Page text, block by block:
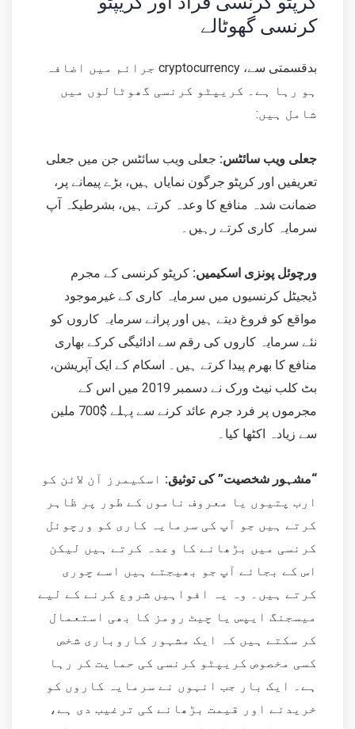
کرنسی گھوٹالے
بدقسمتی سے، cryptocurrency جرائم میں اضافہ
ہو رہا ہے۔ کریپٹو کرنسی گھوٹالوں میں
شامل ہیں:
جعلی ویب سائٹس: جعلی ویب سائٹس جن میں جعلی
تعریفیں اور کرپٹو جرگون نمایاں ہیں، بڑے پیمانے پر،
ضمانت شدہ منافع کا وعدہ کرتے ہیں، بشرطیکہ آپ
سرمایہ کاری کرتے رہیں۔
ورچوئل پونزی اسکیمیں: کرپٹو کرنسی کے مجرم
ڈیجیٹل کرنسیوں میں سرمایہ کاری کے غیرموجود
مواقع کو فروغ دیتے ہیں اور پرانے سرمایہ کاروں کو
نئے سرمایہ کاروں کی رقم سے ادائیگی کرکے بھاری
منافع کا بھرم پیدا کرتے ہیں۔ اسکام کے ایک آپریشن،
بٹ کلب نیٹ ورک نے دسمبر 2019 میں اس کے
مجرموں پر فرد جرم عائد کرنے سے پہلے $700 ملین
سے زیادہ اکٹھا کیا۔
“مشہور شخصیت” کی توثیق: اسکیمرز آن لائن کو
ارب پتیوں یا معروف ناموں کے طور پر ظاہر
کرتے ہیں جو آپ کی سرمایہ کاری کو ورچوئل
کرنسی میں بڑھانے کا وعدہ کرتے ہیں لیکن
اس کے بجائے آپ جو بھیجتے ہیں اسے چوری
کرتے ہیں۔ وہ یہ افواہیں شروع کرنے کے لیے
میسجنگ ایپس یا چیٹ رومز کا بھی استعمال
کر سکتے ہیں کہ ایک مشہور کاروباری شخص
کسی مخصوص کریپٹو کرنسی کی حمایت کر رہا
ہے۔ ایک بار جب انہوں نے سرمایہ کاروں کو
خریدنے اور قیمت بڑھانے کی ترغیب دی ہے،